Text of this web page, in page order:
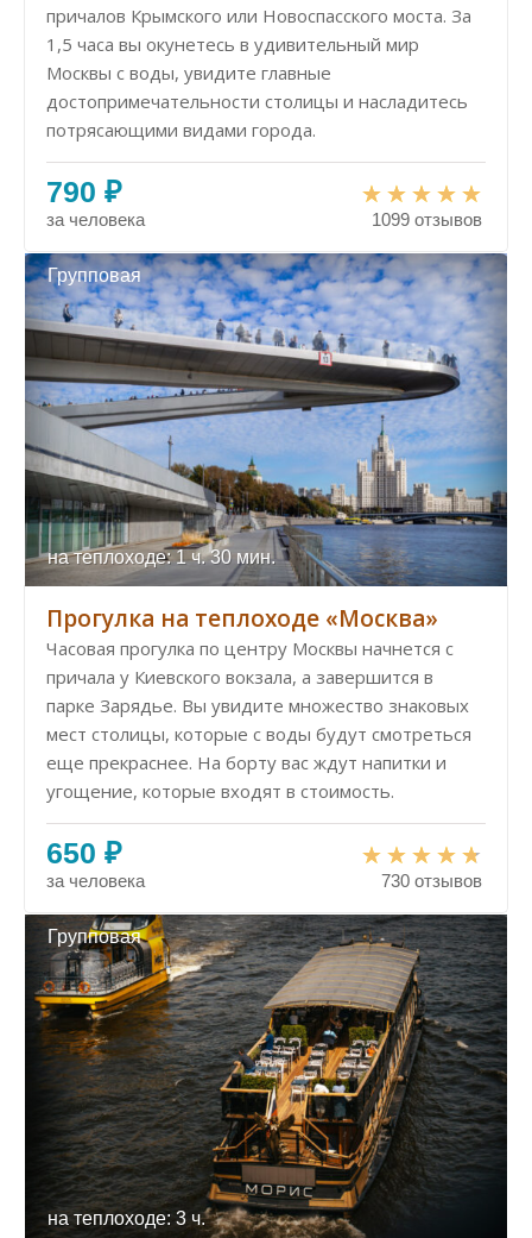
причалов Крымского или Новоспасского моста. За
1,5 часа вы окунетесь в удивительный мир
Москвы с воды, увидите главные
достопримечательности столицы и насладитесь
потрясающими видами города.
790 ₽
за человека 1099 отзывов
Групповая
на теплоходе: 1 ч. 30 мин.
Прогулка на теплоходе «Москва»
Часовая прогулка по центру Москвы начнется с
причала у Киевского вокзала, а завершится в
парке Зарядье. Вы увидите множество знаковых
мест столицы, которые с воды будут смотреться
еще прекраснее. На борту вас ждут напитки и
угощение, которые входят в стоимость.
650 ₽
за человека 730 отзывов
Групповая
на теплоходе: 3 ч.